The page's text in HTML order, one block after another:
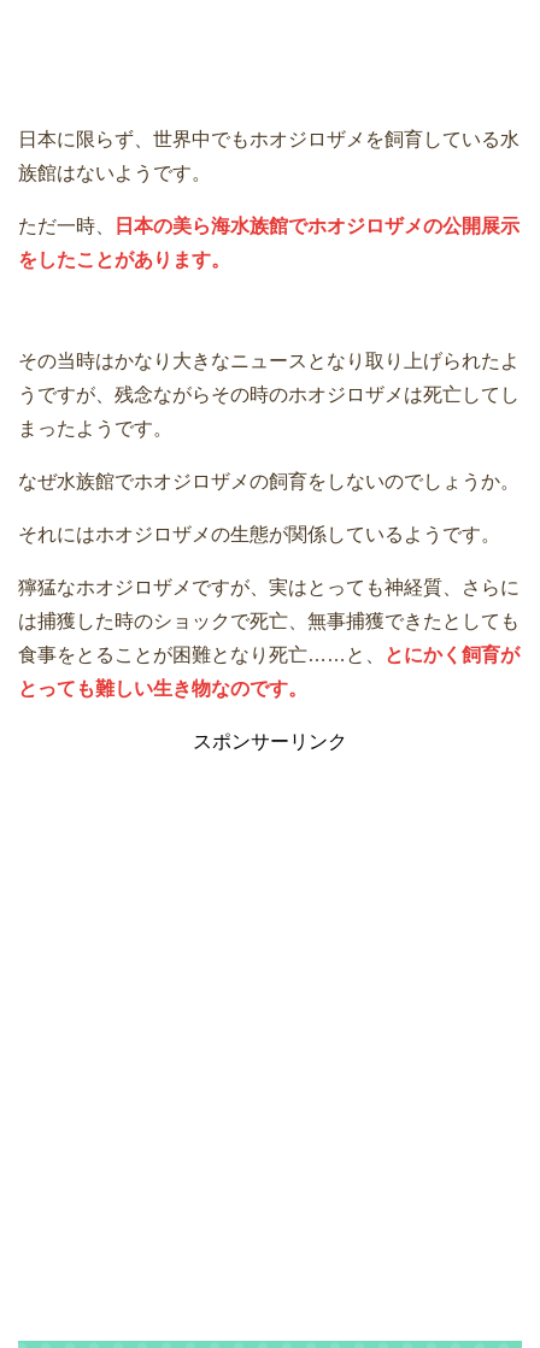
日本に限らず、世界中でもホオジロザメを飼育している水
族館はないようです。
ただ一時、
日本の美ら海水族館でホオジロザメの公開展示
をしたことがあります。
その当時はかなり大きなニュースとなり取り上げられたよ
うですが、残念ながらその時のホオジロザメは死亡してし
まったようです。
なぜ水族館でホオジロザメの飼育をしないのでしょうか。
それにはホオジロザメの生態が関係しているようです。
獰猛なホオジロザメですが、実はとっても神経質、さらに
は捕獲した時のショックで死亡、無事捕獲できたとしても
食事をとることが困難となり死亡……と、
とにかく飼育が
とっても難しい生き物なのです。
スポンサーリンク